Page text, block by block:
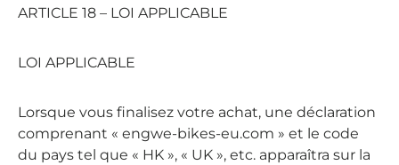
ARTICLE 18 – LOI APPLICABLE
LOI APPLICABLE
Lorsque vous finalisez votre achat, une déclaration
comprenant « engwe-bikes-eu.com » et le code
du pays tel que « HK », « UK », etc. apparaîtra sur la